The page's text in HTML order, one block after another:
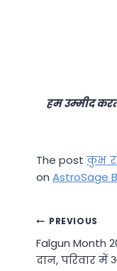
हम उम्मीद
The postकुंभ
on AstroSage
Post
PREVIOUS
Falgun Month
दान, परिवार में